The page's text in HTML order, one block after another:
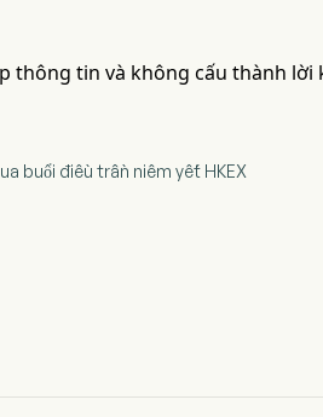
thông tin và không cấu thành lời
buổi điều trần niêm yết HKEX